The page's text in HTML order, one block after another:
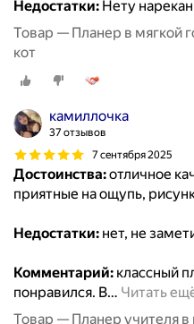
Недостатки: Нету
Товар — Планер в мягкой
кот
камиллочка
37 отзывов
7 сентября 2025
Достоинства:отличное
приятные на ощупь,
Недостатки: нет, не
Комментарий: классный
понравился. В… Читать
Товар — Планер учителя